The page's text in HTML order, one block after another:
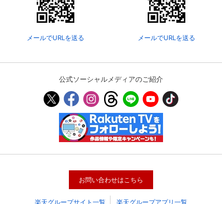
メールでURLを送る メールでURLを送る
公式ソーシャルメディアのご紹介
お問い合わせはこちら
楽天グループサイト一覧 楽天グループアプリ一覧